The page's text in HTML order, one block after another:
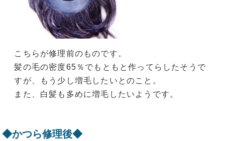
こちらが修理前のものです。
髪の毛の密度65％でもともと作ってらしたそうで
すが、もう少し増毛したいとのこと。
また、白髪も多めに増毛したいようです。
◆かつら修理後◆